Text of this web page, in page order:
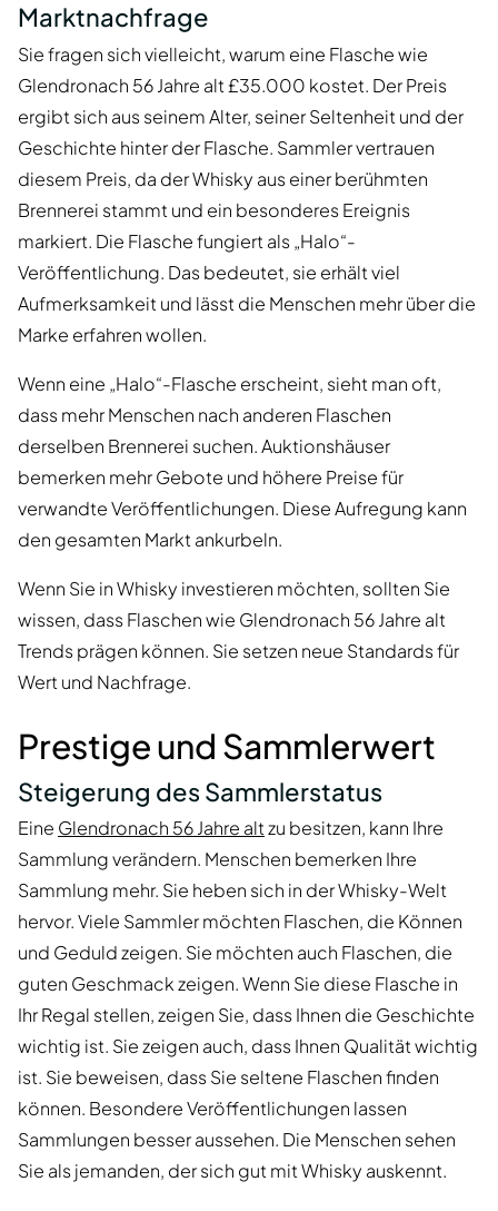
Marktnachfrage
Sie fragen sich vielleicht, warum eine Flasche wie
Glendronach 56 Jahre alt £35.000 kostet. Der Preis
ergibt sich aus seinem Alter, seiner Seltenheit und der
Geschichte hinter der Flasche. Sammler vertrauen
diesem Preis, da der Whisky aus einer berühmten
Brennerei stammt und ein besonderes Ereignis
markiert. Die Flasche fungiert als „Halo“-
Veröffentlichung. Das bedeutet, sie erhält viel
Aufmerksamkeit und lässt die Menschen mehr über die
Marke erfahren wollen.
Wenn eine „Halo“-Flasche erscheint, sieht man oft,
dass mehr Menschen nach anderen Flaschen
derselben Brennerei suchen. Auktionshäuser
bemerken mehr Gebote und höhere Preise für
verwandte Veröffentlichungen. Diese Aufregung kann
den gesamten Markt ankurbeln.
Wenn Sie in Whisky investieren möchten, sollten Sie
wissen, dass Flaschen wie Glendronach 56 Jahre alt
Trends prägen können. Sie setzen neue Standards für
Wert und Nachfrage.
Prestige und Sammlerwert
Steigerung des Sammlerstatus
Eine Glendronach 56 Jahre altzu besitzen, kann Ihre
Sammlung verändern. Menschen bemerken Ihre
Sammlung mehr. Sie heben sich in der Whisky-Welt
hervor. Viele Sammler möchten Flaschen, die Können
und Geduld zeigen. Sie möchten auch Flaschen, die
guten Geschmack zeigen. Wenn Sie diese Flasche in
Ihr Regal stellen, zeigen Sie, dass Ihnen die Geschichte
wichtig ist. Sie zeigen auch, dass Ihnen Qualität wichtig
ist. Sie beweisen, dass Sie seltene Flaschen finden
können. Besondere Veröffentlichungen lassen
Sammlungen besser aussehen. Die Menschen sehen
Sie als jemanden, der sich gut mit Whisky auskennt.